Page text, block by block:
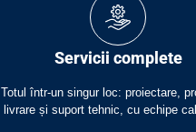
Servicii complete​
Totul într-un singur loc: proiectare,
livrare și suport tehnic, cu echipe